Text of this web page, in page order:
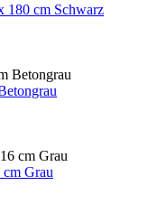
180 cm Schwarz
Grau